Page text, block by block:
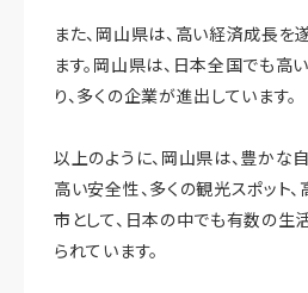
また、岡山県は、高い経済成長を
ます。岡山県は、日本全国でも高
り、多くの企業が進出しています。
以上のように、岡山県は、豊かな
高い安全性、多くの観光スポット
市として、日本の中でも有数の生
られています。